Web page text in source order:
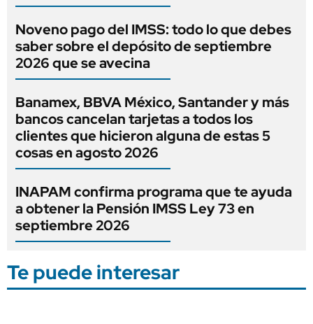
Noveno pago del IMSS: todo lo que debes
saber sobre el depósito de septiembre
2026 que se avecina
Banamex, BBVA México, Santander y más
bancos cancelan tarjetas a todos los
clientes que hicieron alguna de estas 5
cosas en agosto 2026
INAPAM confirma programa que te ayuda
a obtener la Pensión IMSS Ley 73 en
septiembre 2026
Te puede interesar